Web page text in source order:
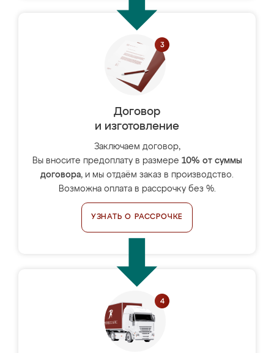
Договор
и изготовление
Заключаем договор,
Вы вносите предоплату в размере 10% от суммы
договора, и мы отдаём заказ в производство.
Возможна оплата в рассрочку без %.
УЗНАТЬ О РАССРОЧКЕ